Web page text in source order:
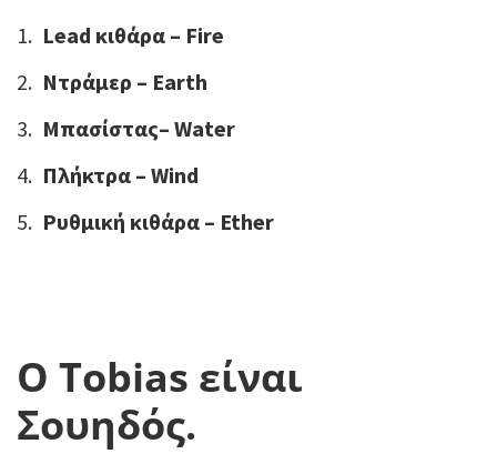
Lead κιθάρα – Fire
Ντράμερ – Earth
Μπασίστας– Water
Πλήκτρα – Wind
Ρυθμική κιθάρα – Ether
Ο Tobias είναι
Σουηδός.